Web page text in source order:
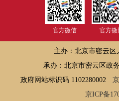
官方微信 官方微
主办：北京市密云区
承办：北京市密云区政
政府网站标识码 1102280002
京ICP备